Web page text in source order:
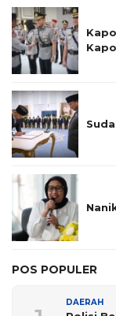
POS POPULER
DAERAH